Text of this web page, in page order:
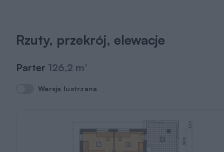
Rzuty, przekrój, elewacje
Parter 126,2 m 2
Wersja lustrzana
Wersja lustrzana